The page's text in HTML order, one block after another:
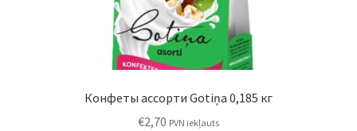
Конфеты ассорти Gotiņa 0,185 кг
€2,70 PVN iekļauts